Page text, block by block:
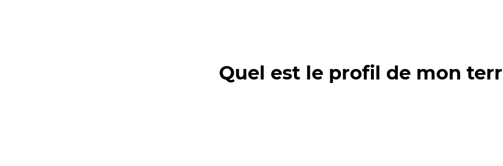
Quel est le profil de mon